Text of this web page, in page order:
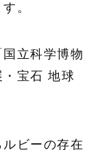
。
立科学博物
宝石 地球
ビーの存在